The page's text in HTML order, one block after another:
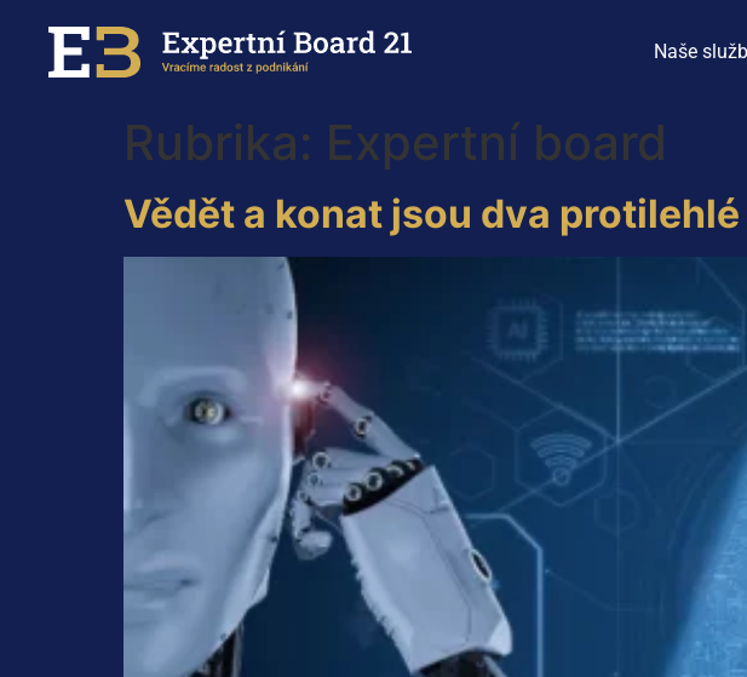
Naše
Rubrika: Expertní board
Vědět a konat jsou dva